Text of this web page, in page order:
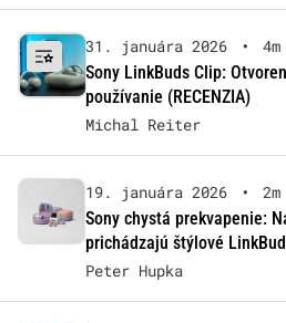
31. januára 2026 •
4m
Sony LinkBuds Clip:
používanie (RECENZIA)
Michal Reiter
19. januára 2026 •
2m
Sony chystá prekvapenie:
prichádzajú štýlové
Peter Hupka